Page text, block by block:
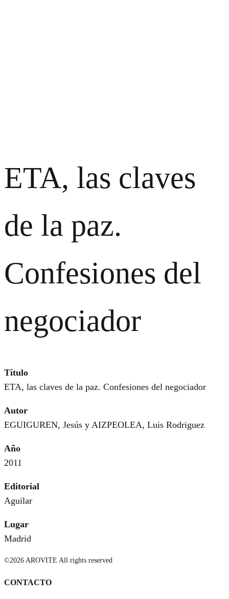
ETA, las claves
de la paz.
Confesiones del
negociador
Título
ETA, las claves de la paz. Confesiones del negociador
Autor
EGUIGUREN, Jesús y AIZPEOLEA, Luis Rodriguez
Año
2011
Editorial
Aguilar
Lugar
Madrid
©2026 AROVITE All rights reserved
CONTACTO